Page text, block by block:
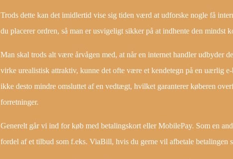
Trods dette kan det imidlertid vise sig tiden værd at udforske nogle få
du placerer ordren, så man er usvigeligt sikker på at indhente den mindst
Man skal trods alt være årvågen med, at når en internet handler udbyder
virke urealistisk attraktiv, kunne det ofte være et kendetegn på en uærlig
ikke desto mindre omsluttet af en vedtægt, hvilket garanterer køberen
forretninger.
Generelt går vi ind for køb med betalingskort eller MobilePay. Som en
fordel af et tilbud som f.eks. ViaBill, hvis du gerne vil afbetale betalingen